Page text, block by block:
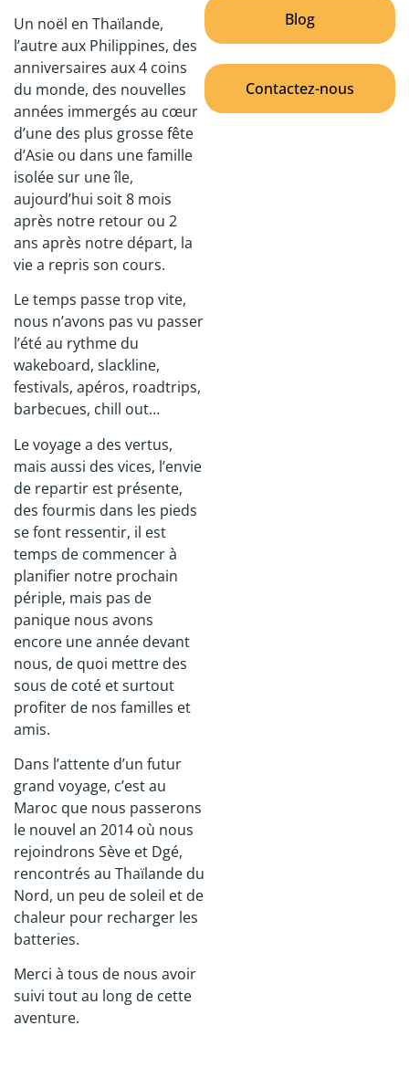
Blog
Contactez-nous
Un noël en Thaïlande,
l’autre aux Philippines, des
anniversaires aux 4 coins
du monde, des nouvelles
années immergés au cœur
d’une des plus grosse fête
d’Asie ou dans une famille
isolée sur une île,
aujourd’hui soit 8 mois
après notre retour ou 2
ans après notre départ, la
vie a repris son cours.
Le temps passe trop vite,
nous n’avons pas vu passer
l’été au rythme du
wakeboard, slackline,
festivals, apéros, roadtrips,
barbecues, chill out…
Le voyage a des vertus,
mais aussi des vices, l’envie
de repartir est présente,
des fourmis dans les pieds
se font ressentir, il est
temps de commencer à
planifier notre prochain
périple, mais pas de
panique nous avons
encore une année devant
nous, de quoi mettre des
sous de coté et surtout
profiter de nos familles et
amis.
Dans l’attente d’un futur
grand voyage, c’est au
Maroc que nous passerons
le nouvel an 2014 où nous
rejoindrons Sève et Dgé,
rencontrés au Thaïlande du
Nord, un peu de soleil et de
chaleur pour recharger les
batteries.
Merci à tous de nous avoir
suivi tout au long de cette
aventure.